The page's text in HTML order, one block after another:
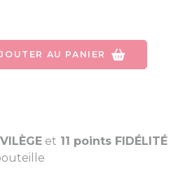
AU PANIER
et 11 points FIDÉLITÉ